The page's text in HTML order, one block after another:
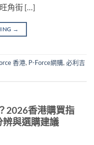
角街 […]
→
香港, P-Force網購, 必利吉
2026香港購買指
與選購建議